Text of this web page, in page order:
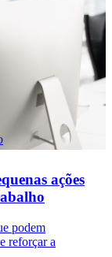
ações
podem
reforçar a